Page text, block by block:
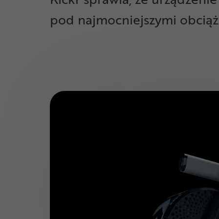
pod najmocniejszymi